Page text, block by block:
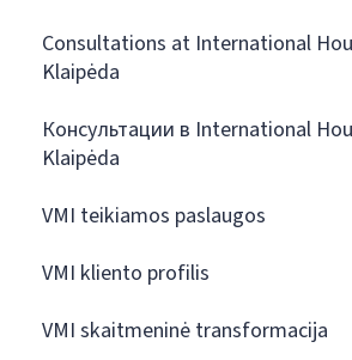
Consultations at International
Klaipėda
Консультации в International
Klaipėda
VMI teikiamos paslaugos
VMI kliento profilis
VMI skaitmeninė transformacija